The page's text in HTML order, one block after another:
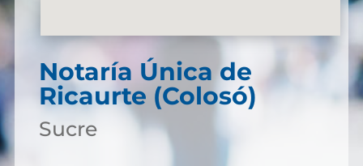
Notaría Única de
Ricaurte (Colosó)
Sucre